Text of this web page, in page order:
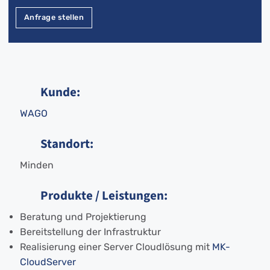
Anfrage stellen
Kunde:
WAGO
Standort:
Minden
Produkte / Leistungen:
Beratung und Projektierung
Bereitstellung der Infrastruktur
Realisierung einer Server Cloudlösung mit MK-
CloudServer